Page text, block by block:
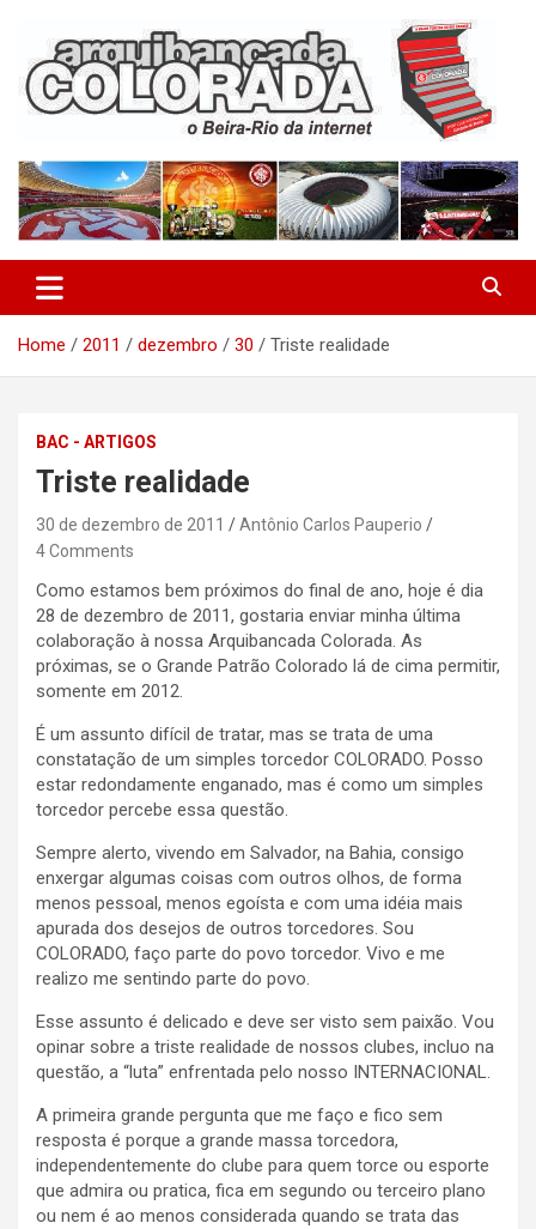
content
Arquibancada Colorada
Home 2011 dezembro 30 Triste realidade
BAC - ARTIGOS
Triste realidade
30 de dezembro de 2011
Antônio Carlos Pauperio
4 Comments
Como estamos bem próximos do final de ano, hoje é dia
28 de dezembro de 2011, gostaria enviar minha última
colaboração à nossa Arquibancada Colorada. As
próximas, se o Grande Patrão Colorado lá de cima permitir,
somente em 2012.
É um assunto difícil de tratar, mas se trata de uma
constatação de um simples torcedor COLORADO. Posso
estar redondamente enganado, mas é como um simples
torcedor percebe essa questão.
Sempre alerto, vivendo em Salvador, na Bahia, consigo
enxergar algumas coisas com outros olhos, de forma
menos pessoal, menos egoísta e com uma idéia mais
apurada dos desejos de outros torcedores. Sou
COLORADO, faço parte do povo torcedor. Vivo e me
realizo me sentindo parte do povo.
Esse assunto é delicado e deve ser visto sem paixão. Vou
opinar sobre a triste realidade de nossos clubes, incluo na
questão, a “luta” enfrentada pelo nosso INTERNACIONAL.
A primeira grande pergunta que me faço e fico sem
resposta é porque a grande massa torcedora,
independentemente do clube para quem torce ou esporte
que admira ou pratica, fica em segundo ou terceiro plano
ou nem é ao menos considerada quando se trata das